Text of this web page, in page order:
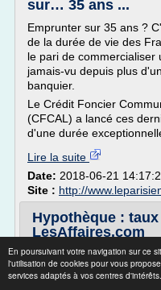
En poursuivant votre navigation sur ce
l'utilisation de cookies pour vous
services adaptés à vos centres d'intérêts.
sur… 35 ans ...
Emprunter sur 35 ans ?
de la durée de vie des
le pari de commercialiser
jamais-vu depuis plus
banquier.
Le Crédit Foncier
(CFCAL) a lancé ces
d'une durée
Lire la suite
Date: 2018-06-21
Site : http://
Hypothèque :
LesAffaires.com
Article de
Photo : Bloomberg